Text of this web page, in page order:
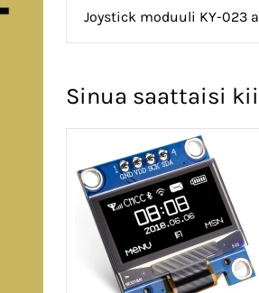
Joystick moduuli KY-023
Sinua saattaisi